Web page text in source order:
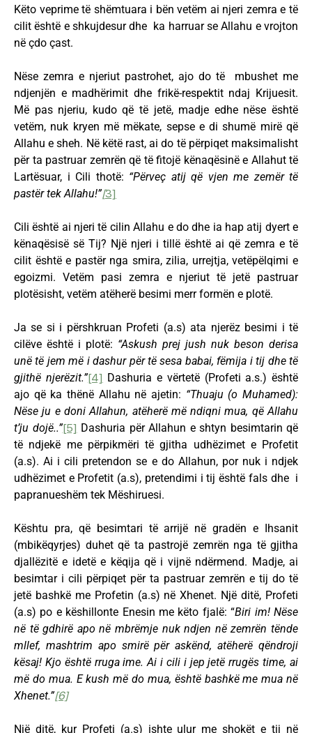
Këto veprime të shëmtuara i bën vetëm ai njeri zemra e të
cilit është e shkujdesur dhe ka harruar se Allahu e vrojton
në çdo çast.
Nëse zemra e njeriut pastrohet, ajo do të mbushet me
ndjenjën e madhërimit dhe frikë-respektit ndaj Krijuesit.
Më pas njeriu, kudo që të jetë, madje edhe nëse është
vetëm, nuk kryen më mëkate, sepse e di shumë mirë që
Allahu e sheh. Në këtë rast, ai do të përpiqet maksimalisht
për ta pastruar zemrën që të fitojë kënaqësinë e Allahut të
Lartësuar, i Cili thotë: “Përveç atij që vjen me zemër të
pastër tek Allahu!”[3]
Cili është ai njeri të cilin Allahu e do dhe ia hap atij dyert e
kënaqësisë së Tij? Një njeri i tillë është ai që zemra e të
cilit është e pastër nga smira, zilia, urrejtja, vetëpëlqimi e
egoizmi. Vetëm pasi zemra e njeriut të jetë pastruar
plotësisht, vetëm atëherë besimi merr formën e plotë.
Ja se si i përshkruan Profeti (a.s) ata njerëz besimi i të
cilëve është i plotë: “Askush prej jush nuk beson derisa
unë të jem më i dashur për të sesa babai, fëmija i tij dhe të
gjithë njerëzit.”[4] Dashuria e vërtetë (Profeti a.s.) është
ajo që ka thënë Allahu në ajetin: “Thuaju (o Muhamed):
Nëse ju e doni Allahun, atëherë më ndiqni mua, që Allahu
t’ju dojë..”[5] Dashuria për Allahun e shtyn besimtarin që
të ndjekë me përpikmëri të gjitha udhëzimet e Profetit
(a.s). Ai i cili pretendon se e do Allahun, por nuk i ndjek
udhëzimet e Profetit (a.s), pretendimi i tij është fals dhe i
papranueshëm tek Mëshiruesi.
Kështu pra, që besimtari të arrijë në gradën e Ihsanit
(mbikëqyrjes) duhet që ta pastrojë zemrën nga të gjitha
djallëzitë e idetë e këqija që i vijnë ndërmend. Madje, ai
besimtar i cili përpiqet për ta pastruar zemrën e tij do të
jetë bashkë me Profetin (a.s) në Xhenet. Një ditë, Profeti
(a.s) po e këshillonte Enesin me këto fjalë: “Biri im! Nëse
në të gdhirë apo në mbrëmje nuk ndjen në zemrën tënde
mllef, mashtrim apo smirë për askënd, atëherë qëndroji
kësaj! Kjo është rruga ime. Ai i cili i jep jetë rrugës time, ai
më do mua. E kush më do mua, është bashkë me mua në
Xhenet.”[6]
Një ditë, kur Profeti (a.s) ishte ulur me shokët e tij në